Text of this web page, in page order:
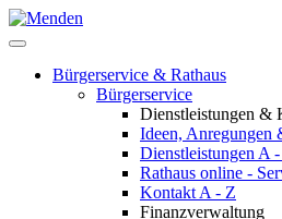
Bürgerservice & Rathaus
Bürgerservice
Dienstleistungen &
Ideen, Anregungen
Dienstleistungen A
Rathaus online -
Kontakt A - Z
Finanzverwaltung